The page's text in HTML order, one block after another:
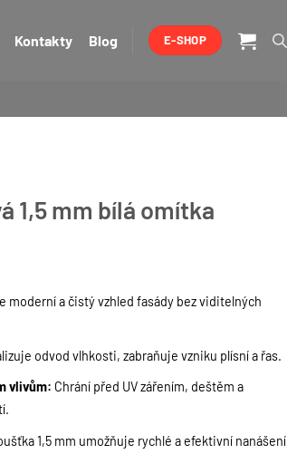
Kontakty Blog E-SHOP
1,5 mm bílá omítka
moderní a čistý vzhled fasády bez viditelných
odvod vlhkosti, zabraňuje vzniku plísní a řas.
vlivům: Chrání před UV zářením, deštěm a
1,5 mm umožňuje rychlé a efektivní nanášení